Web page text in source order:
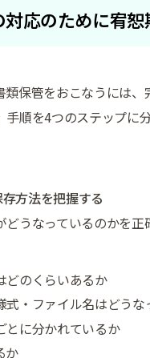
応のために宥
保管をおこなうには
順を4つのステップに
方法を把握する
うなっているのかを正
どのくらいあるか
式・ファイル名はどうな
とに分かれているか
か